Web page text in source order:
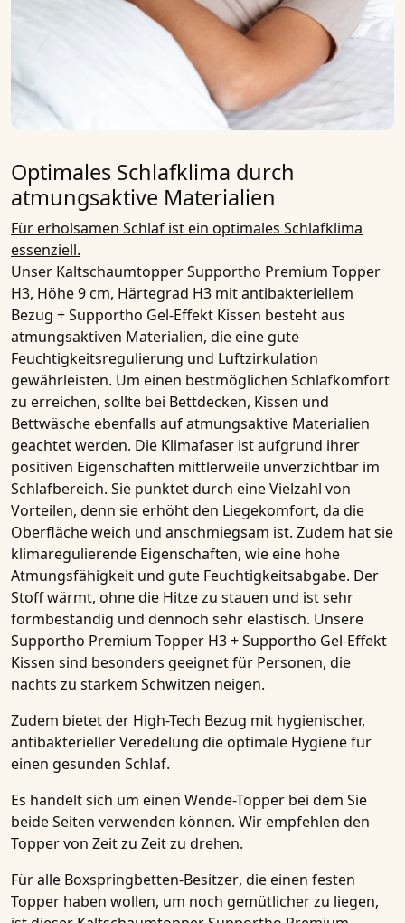
Optimales Schlafklima durch
atmungsaktive Materialien
Für erholsamen Schlaf ist ein optimales Schlafklima
essenziell.
Unser Kaltschaumtopper Supportho Premium Topper
H3, Höhe 9 cm, Härtegrad H3 mit antibakteriellem
Bezug + Supportho Gel-Effekt Kissen besteht aus
atmungsaktiven Materialien, die eine gute
Feuchtigkeitsregulierung und Luftzirkulation
gewährleisten. Um einen bestmöglichen Schlafkomfort
zu erreichen, sollte bei Bettdecken, Kissen und
Bettwäsche ebenfalls aufatmungsaktive Materialien
geachtet werden. Die Klimafaser ist aufgrund ihrer
positiven Eigenschaften mittlerweile unverzichtbar im
Schlafbereich. Sie punktet durch eine Vielzahl von
Vorteilen, denn sie erhöht den Liegekomfort, da die
Oberfläche weich und anschmiegsam ist. Zudem hat sie
klimaregulierende Eigenschaften, wie eine hohe
Atmungsfähigkeit und gute Feuchtigkeitsabgabe. Der
Stoff wärmt, ohne die Hitze zu stauen und ist sehr
formbeständig und dennoch sehr elastisch. Unsere
Supportho Premium Topper H3 + Supportho Gel-Effekt
Kissen sind besonders geeignet für Personen, die
nachts zu starkem Schwitzen neigen.
Zudem bietet der High-Tech Bezug mit hygienischer,
antibakterieller Veredelung die optimale Hygiene für
einen gesunden Schlaf.
Es handelt sich um einen Wende-Topper bei dem Sie
beide Seiten verwenden können. Wir empfehlen den
Topper von Zeit zu Zeit zu drehen.
Für alle Boxspringbetten-Besitzer, die einen festen
Topper haben wollen, um noch gemütlicher zu liegen,